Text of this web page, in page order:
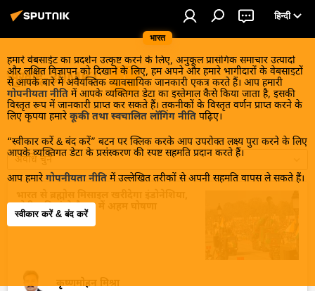
भारत
हिन्दी
हमारे वेबसाईट का प्रदर्शन उत्कृष्ट करने के लिए, अनुकूल प्रासंगिक समाचार उत्पादों
और लक्षित विज्ञापन को दिखाने के लिए, हम अपने और हमारे भागीदारों के वेबसाइटों
से आपके बारे में अवैयक्तिक व्यावसायिक जानकारी एकत्र करते हैं। आप हमारी
गोपनीयता नीति में आपके व्यक्तिगत डेटा का इस्तेमाल कैसे किया जाता है, इसकी
विस्तृत रूप में जानकारी प्राप्त कर सकते हैं। तकनीकों के विस्तृत वर्णन प्राप्त करने के
लिए कृपया हमारे कूकी तथा स्वचालित लॉगिंग नीति पढ़िए।
“स्वीकार करें & बंद करें” बटन पर क्लिक करके आप उपरोक्त लक्ष्य पुरा करने के लिए
आपके व्यक्तिगत डेटा के प्रसंस्करण की स्पष्ट सहमति प्रदान करते हैं।
आप हमारे गोपनीयता नीति में उल्लेखित तरीकों से अपनी सहमति वापस ले सकते हैं।
स्वीकार करें & बंद करें
सुखोई-30MKI
अवधि चुनें
मोदी-सुबियांतो बैठक में अहम घोषणा
कृष्णमोहन मिश्रा